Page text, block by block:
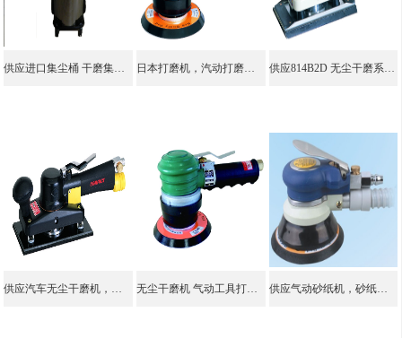
供应进口集尘桶 干磨集尘桶 研磨 气动工具 吸尘桶 日本打磨机，汽动打磨机，进口打磨机，磨打机，气动打磨机 供应814B2D 无尘干磨系统 干磨机磨头，气动干磨机，干磨机
供应汽车无尘干磨机，意大利路贝狮干磨机，汽车原子灰打磨机 无尘干磨机 气动工具打磨机 无尘打磨机 无尘气动打磨机 供应气动砂纸机，砂纸打磨机，无尘干磨机，砂纸研磨工具